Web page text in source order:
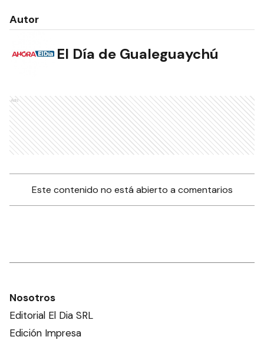
Autor
El Día de Gualeguaychú
Ads
Este contenido no está abierto a comentarios
Nosotros
Editorial El Dia SRL
Edición Impresa